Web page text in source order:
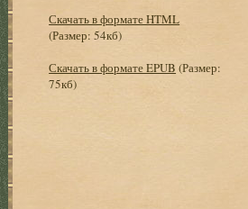
Скачать в формате HTML
(Размер: 54кб)
Скачать в формате EPUB (Размер:
75кб)